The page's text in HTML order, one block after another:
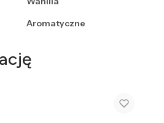
Aromatyczne